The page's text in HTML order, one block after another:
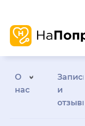
О
нас
Запись
и
отзывы